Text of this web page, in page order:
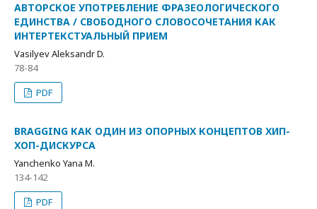
АВТОРСКОЕ УПОТРЕБЛЕНИЕ ФРАЗЕОЛОГИЧЕСКОГО
ЕДИНСТВА / СВОБОДНОГО СЛОВОСОЧЕТАНИЯ КАК
ИНТЕРТЕКСТУАЛЬНЫЙ ПРИЕМ
Vasilyev Aleksandr D.
78-84
PDF
BRAGGING КАК ОДИН ИЗ ОПОРНЫХ КОНЦЕПТОВ ХИП-
ХОП-ДИСКУРСА
Yanchenko Yana M.
134-142
PDF